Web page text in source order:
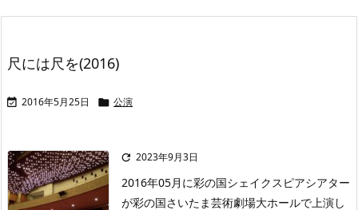
尺には尺を(2016)
 2016年5月25日  公演
 2023年9月3日
2016年05月に彩の国シェイクスピアシアター
が彩の国さいたま芸術劇場大ホールで上演し